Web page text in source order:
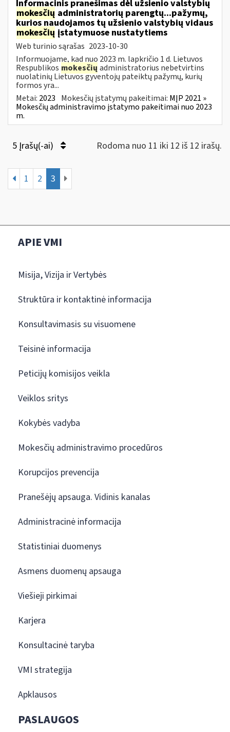
Informacinis pranešimas dėl užsienio valstybių
mokesčių administratorių parengtų...pažymų,
kurios naudojamos tų užsienio valstybių vidaus
mokesčių įstatymuose nustatytiems
Web turinio sąrašas 2023-10-30
Informuojame, kad nuo 2023 m. lapkričio 1 d. Lietuvos
Respublikos mokesčių administratorius nebetvirtins
nuolatinių Lietuvos gyventojų pateiktų pažymų, kurių
formos yra...
Metai: 2023 Mokesčių įstatymų pakeitimai: MĮP 2021 »
Mokesčių administravimo įstatymo pakeitimai nuo 2023
m.
5 Įrašų(-ai) Rodoma nuo 11 iki 12 iš 12 irašų.
1 2 3
APIE VMI
Misija, Vizija ir Vertybės
Struktūra ir kontaktinė informacija
Konsultavimasis su visuomene
Teisinė informacija
Peticijų komisijos veikla
Veiklos sritys
Kokybės vadyba
Mokesčių administravimo procedūros
Korupcijos prevencija
Pranešėjų apsauga. Vidinis kanalas
Administracinė informacija
Statistiniai duomenys
Asmens duomenų apsauga
Viešieji pirkimai
Karjera
Konsultacinė taryba
VMI strategija
Apklausos
PASLAUGOS